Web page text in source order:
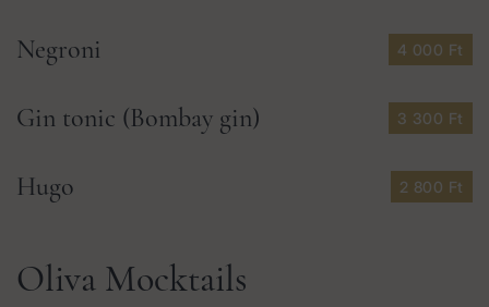
4 000 Ft
Negroni
3 300 Ft
Gin tonic (Bombay gin)
2 800 Ft
Hugo
Oliva Mocktails